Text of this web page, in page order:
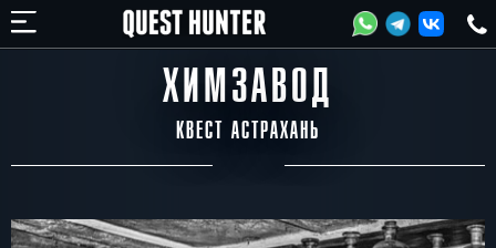
ХИМЗАВОД
КВЕСТ АСТРАХАНЬ